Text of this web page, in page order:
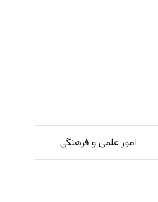
امور علمی و فرهنگی